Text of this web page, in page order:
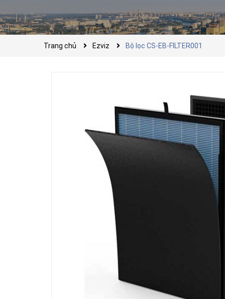
Trang chủ Ezviz Bộ lọc CS-EB-FILTER001